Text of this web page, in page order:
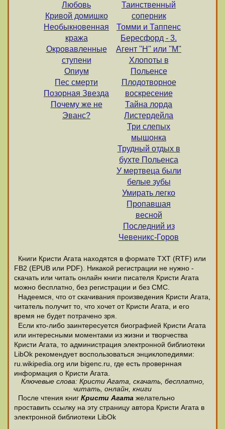
Любовь
Кривой домишко
Необыкновенная
кража
Окровавленные
ступени
Опиум
Пес смерти
Позорная Звезда
Почему же не
Эванс?
Таинственный
соперник
Томми и Таппенс
Бересфорд - 3.
Агент ''Н'' или ''М''
Хлопоты в
Польенсе
Плодотворное
воскресение
Тайна лорда
Листердейла
Три слепых
мышонка
Трудный отдых в
бухте Польенса
У мертвеца были
белые зубы
Умирать легко
Пропавшая
весной
Последний из
Чевеникс-Горов
Книги Кристи Агата находятся в формате ТХТ (RTF) или
FB2 (EPUB или PDF). Никакой регистрации не нужно -
скачать или читать онлайн книги писателя Кристи Агата
можно бесплатно, без регистрации и без СМС.
Надеемся, что от скачивания произведения Кристи Агата,
читатель получит то, что хочет от Кристи Агата, и его
время не будет потрачено зря.
Если кто-либо заинтересуется биографией Кристи Агата
или интересными моментами из жизни и творчества
Кристи Агата, то администрация электронной библиотеки
LibOk рекомендует воспользоваться энциклопедиями:
ru.wikipedia.org или bigenc.ru, где есть провернная
информация о Кристи Агата.
Ключевые слова: Кристи Агата, скачать, бесплатно,
читать, онлайн, книги
После чтения книг Кристи Агата желательно
проставить ссылку на эту страницу автора Кристи Агата в
электронной библиотеки LibOk